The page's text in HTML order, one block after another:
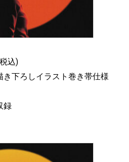
込)
き下ろしイラスト巻き帯仕様
録